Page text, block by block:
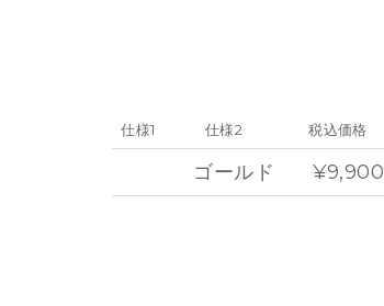
仕様1 仕様2
ゴールド
税込価格
¥9,900